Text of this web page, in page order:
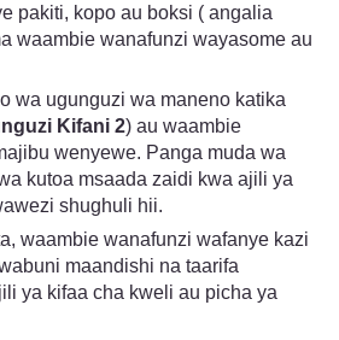
pakiti, kopo au boksi ( angalia
waambie wanafunzi wayasome au
wa ugunguzi wa maneno katika
Kifani 2) au waambie
wenyewe. Panga muda wa
kutoa msaada zaidi kwa ajili ya
shughuli hii.
waambie wanafunzi wafanye kazi
maandishi na taarifa
ya kifaa cha kweli au picha ya